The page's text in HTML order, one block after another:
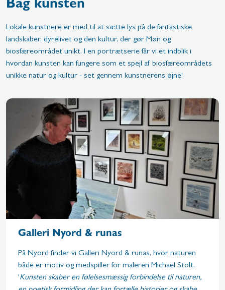
Bag kunsten
Lokale kunstnere er med til at sætte lys på de fantastiske
landskaber, dyrelivet og den kultur, der gør Møn og
biosfæreområdet unikt. I en portrætserie får vi et indblik i
hvordan kunsten kan fungere som et spejl af biosfæreområdets
unikke natur og kultur - set gennem kunstnerens øjne!
Galleri Nyord & runas
På Nyord finder vi Galleri Nyord & runas, hvor naturen
både er motiv og medspiller for maleren Michael Stolt.
'Kunsten skaber en følelsesmæssig forbindelse til naturen,